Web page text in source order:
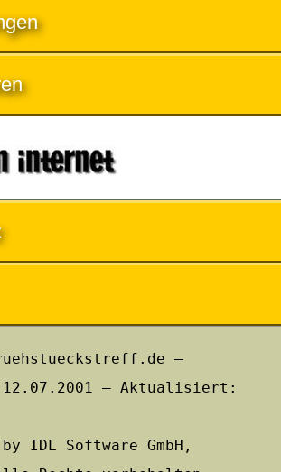
–
– Aktualisiert:
IDL Software GmbH,